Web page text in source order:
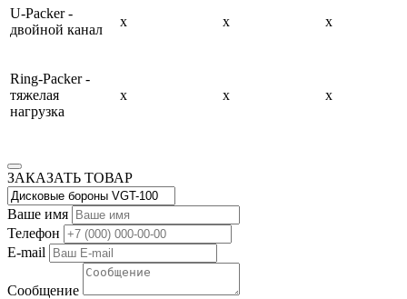
U-Packer -
двойной канал
x x x
Ring-Packer -
тяжелая
нагрузка
x x x
ЗАКАЗАТЬ ТОВАР
Ваше имя
Телефон
E-mail
Сообщение